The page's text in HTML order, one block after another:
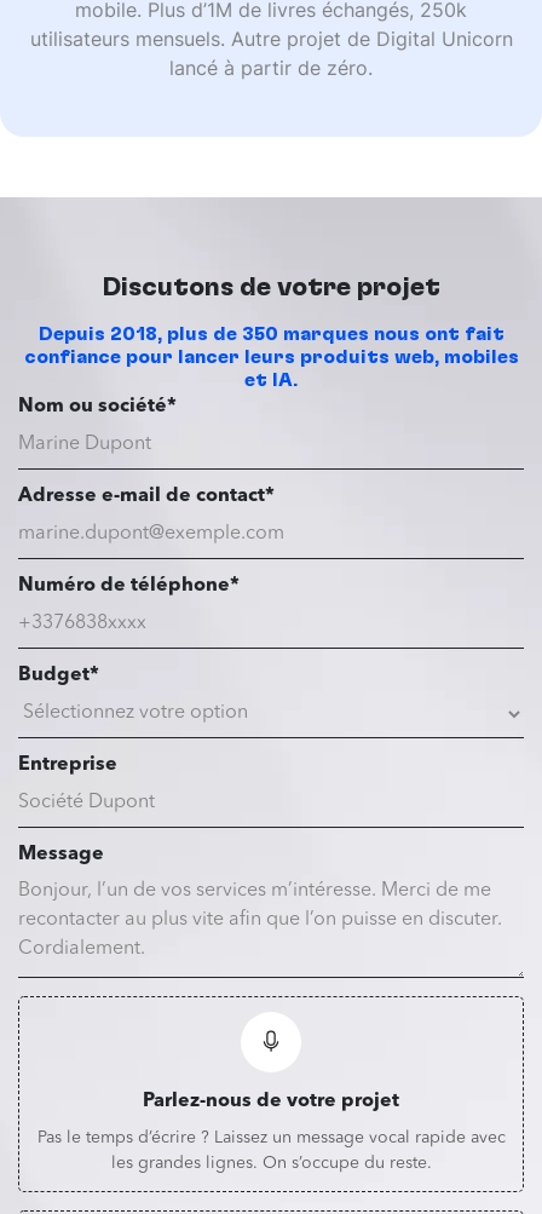
mobile. Plus d’1M de livres échangés, 250k
utilisateurs mensuels. Autre projet de Digital Unicorn
lancé à partir de zéro.
Discutons de votre projet
Depuis 2018, plus de 350 marques nous ont fait
confiance pour lancer leurs produits web, mobiles
et IA.
Nom ou société*
Adresse e-mail de contact*
Numéro de téléphone*
Budget*
Entreprise
Message
Parlez-nous de votre projet
Pas le temps d’écrire ? Laissez un message vocal rapide avec
les grandes lignes. On s’occupe du reste.